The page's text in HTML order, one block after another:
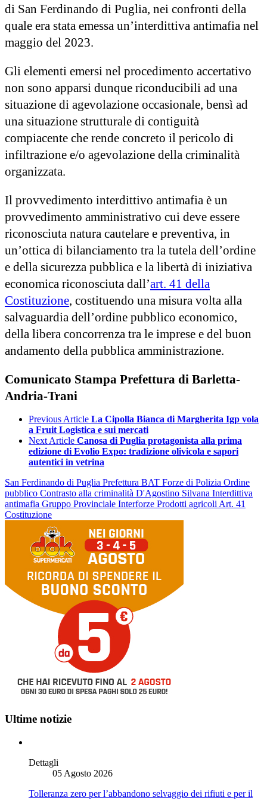
di San Ferdinando di Puglia, nei confronti della
quale era stata emessa un’interdittiva antimafia nel
maggio del 2023.
Gli elementi emersi nel procedimento accertativo
non sono apparsi dunque riconducibili ad una
situazione di agevolazione occasionale, bensì ad
una situazione strutturale di contiguità
compiacente che rende concreto il pericolo di
infiltrazione e/o agevolazione della criminalità
organizzata.
Il provvedimento interdittivo antimafia è un
provvedimento amministrativo cui deve essere
riconosciuta natura cautelare e preventiva, in
un’ottica di bilanciamento tra la tutela dell’ordine
e della sicurezza pubblica e la libertà di iniziativa
economica riconosciuta dall’art. 41 della
Costituzione, costituendo una misura volta alla
salvaguardia dell’ordine pubblico economico,
della libera concorrenza tra le imprese e del buon
andamento della pubblica amministrazione.
Comunicato Stampa Prefettura di Barletta-
Andria-Trani
Previous Article La Cipolla Bianca di Margherita Igp vola
a Fruit Logistica e sui mercati
Next Article Canosa di Puglia protagonista alla prima
edizione di Evolio Expo: tradizione olivicola e sapori
autentici in vetrina
San Ferdinando di Puglia Prefettura BAT Forze di Polizia Ordine
pubblico Contrasto alla criminalità D'Agostino Silvana Interdittiva
antimafia Gruppo Provinciale Interforze Prodotti agricoli Art. 41
Costituzione
Ultime notizie
Dettagli
05 Agosto 2026
Tolleranza zero per l’abbandono selvaggio dei rifiuti e per il